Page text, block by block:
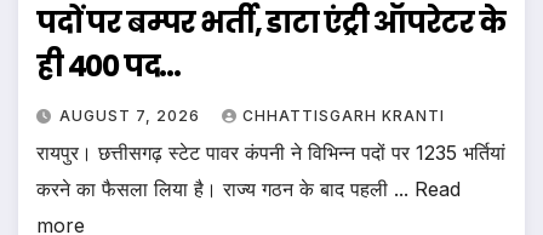
पदों पर बम्पर भर्ती, डाटा एंट्री ऑपरेटर के
ही 400 पद…
AUGUST 7, 2026 CHHATTISGARH KRANTI
रायपुर। छत्तीसगढ़ स्टेट पावर कंपनी ने विभिन्न पदों पर 1235 भर्तियां
करने का फैसला लिया है। राज्य गठन के बाद पहली ... Read
more